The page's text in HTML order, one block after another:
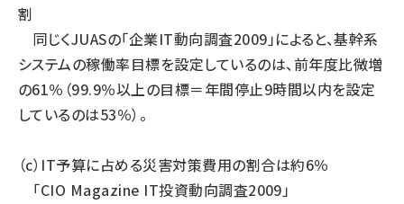
割
同じくJUASの「企業IT動向調査2009」によると、基幹系
システムの稼働率目標を設定しているのは、前年度比微増
の61％（99.9％以上の目標＝年間停止9時間以内を設定
しているのは53％）。
（c）IT予算に占める災害対策費用の割合は約6％
「CIO Magazine IT投資動向調査2009」